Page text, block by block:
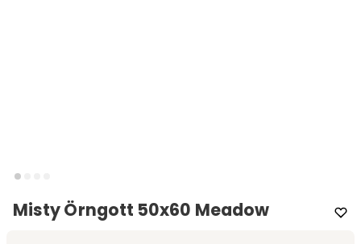
Misty Örngott 50x60 Meadow